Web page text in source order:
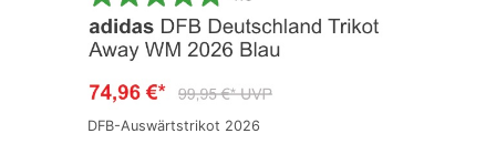
DFB-Auswärtstrikot 2026